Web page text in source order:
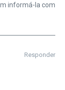
informá-la com
Responder